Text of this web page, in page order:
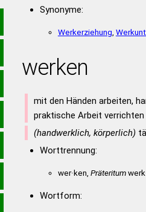
Synonyme:
Werkerziehung
werken
mit den Händen arbeiten,
praktische Arbeit verrichten
(handwerklich, körperlich)
Worttrennung:
wer·ken, Präteritum
Wortform: